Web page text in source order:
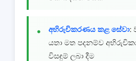
අභිරුචිකරණය කළ සේවා:
යතා මත පදනම්ව
විසඳුම් ලබා දීම